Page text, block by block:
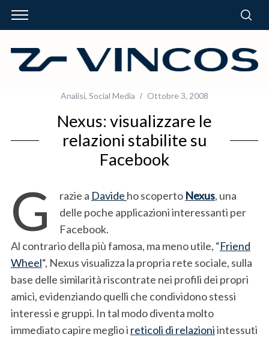
Analisi, Social Media Ottobre 3, 2008
Nexus: visualizzare le
relazioni stabilite su
Facebook
G razie a Davide ho scoperto Nexus, una
delle poche applicazioni interessanti per
Facebook.
Al contrario della più famosa, ma meno utile, “Friend
Wheel“, Nexus visualizza la propria rete sociale, sulla
base delle similarità riscontrate nei profili dei propri
amici, evidenziando quelli che condividono stessi
interessi e gruppi. In tal modo diventa molto
immediato capire meglio i reticoli di relazioniintessuti